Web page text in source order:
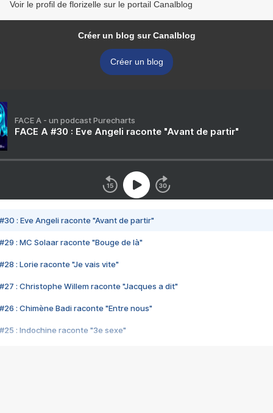
Voir le profil de florizelle sur le portail Canalblog
Créer un blog sur Canalblog
Créer un blog
FACE A - un podcast Purecharts
FACE A #30 : Eve Angeli raconte "Avant de partir"
#30 : Eve Angeli raconte "Avant de partir"
#29 : MC Solaar raconte "Bouge de là"
#28 : Lorie raconte "Je vais vite"
#27 : Christophe Willem raconte "Jacques a dit"
#26 : Chimène Badi raconte "Entre nous"
#25 : Indochine raconte "3e sexe"